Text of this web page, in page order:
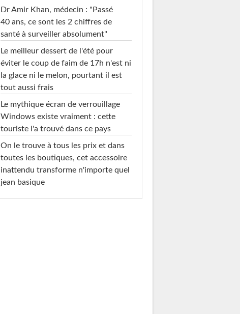
Dr Amir Khan, médecin : "Passé
40 ans, ce sont les 2 chiffres de
santé à surveiller absolument"
Le meilleur dessert de l'été pour
éviter le coup de faim de 17h n'est ni
la glace ni le melon, pourtant il est
tout aussi frais
Le mythique écran de verrouillage
Windows existe vraiment : cette
touriste l'a trouvé dans ce pays
On le trouve à tous les prix et dans
toutes les boutiques, cet accessoire
inattendu transforme n'importe quel
jean basique